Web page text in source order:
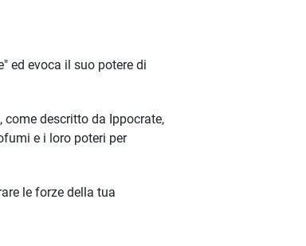
ed evoca il suo potere di
descritto da Ippocrate,
e i loro poteri per
le forze della tua